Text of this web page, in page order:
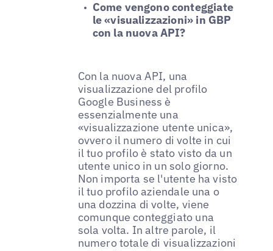
Come vengono conteggiate
le «visualizzazioni» in GBP
con la nuova API?
Con la nuova API, una
visualizzazione del profilo
Google Business è
essenzialmente una
«visualizzazione utente unica»,
ovvero il numero di volte in cui
il tuo profilo è stato visto da un
utente unico in un solo giorno.
Non importa se l'utente ha visto
il tuo profilo aziendale una o
una dozzina di volte, viene
comunque conteggiato una
sola volta. In altre parole, il
numero totale di visualizzazioni